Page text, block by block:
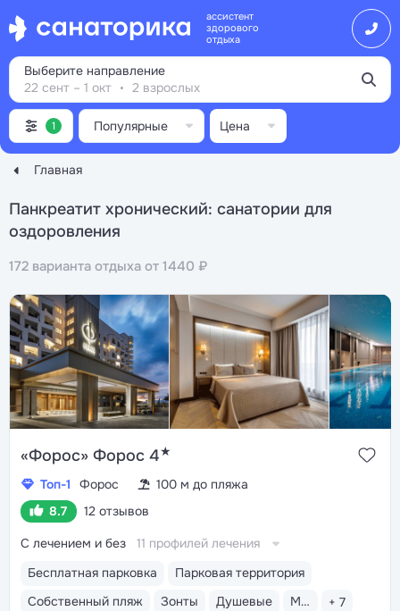
ассистент
здорового
отдыха
Главная
Выберите направление
22 сент – 1 окт
2 взрослых
Панкреатит хронический: санатории для
оздоровления
172 варианта отдыха от 1440 ₽
1 Популярные Цена
«Форос» Форос 4★
Топ-1 Форос
100 м до пляжа
8.7
12 отзывов
Бесплатная парковка
Парковая территория
Собственный пляж
Зонты Душевые Медицинский пост + 7
С лечением и без 11 профилей лечения